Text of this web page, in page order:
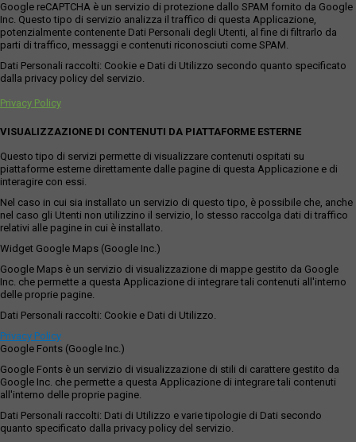
Google reCAPTCHA è un servizio di protezione dallo SPAM fornito da Google
Inc. Questo tipo di servizio analizza il traffico di questa Applicazione,
potenzialmente contenente Dati Personali degli Utenti, al fine di filtrarlo da
parti di traffico, messaggi e contenuti riconosciuti come SPAM.
Dati Personali raccolti: Cookie e Dati di Utilizzo secondo quanto specificato
dalla privacy policy del servizio.
Privacy Policy
VISUALIZZAZIONE DI CONTENUTI DA PIATTAFORME ESTERNE
Questo tipo di servizi permette di visualizzare contenuti ospitati su
piattaforme esterne direttamente dalle pagine di questa Applicazione e di
interagire con essi.
Nel caso in cui sia installato un servizio di questo tipo, è possibile che, anche
nel caso gli Utenti non utilizzino il servizio, lo stesso raccolga dati di traffico
relativi alle pagine in cui è installato.
Widget Google Maps (Google Inc.)
Google Maps è un servizio di visualizzazione di mappe gestito da Google
Inc. che permette a questa Applicazione di integrare tali contenuti all'interno
delle proprie pagine.
Dati Personali raccolti: Cookie e Dati di Utilizzo.
Privacy Policy
Google Fonts (Google Inc.)
Google Fonts è un servizio di visualizzazione di stili di carattere gestito da
Google Inc. che permette a questa Applicazione di integrare tali contenuti
all'interno delle proprie pagine.
Dati Personali raccolti: Dati di Utilizzo e varie tipologie di Dati secondo
quanto specificato dalla privacy policy del servizio.